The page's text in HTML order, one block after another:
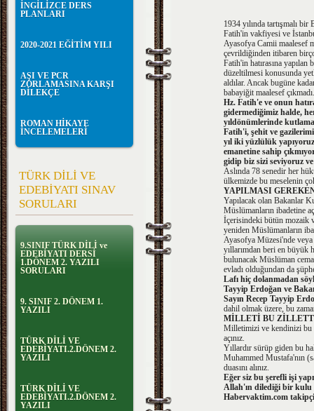
İNGİLİZCE DERS
PLANLARI
2020-2021 EĞİTİM YILI
AŞI VE PCR
ZORLAMASINA KARŞI
DİLEKÇE
ROMAN HİKAYE
İNCELEMELERİ
TÜRK DİLİ VE
EDEBİYATI SINAV
SORULARI
9.SINIF TÜRK DİLİ ve
EDEBİYATI DERSİ
1.DÖNEM 2. YAZILI
SORULARI
9. SINIF 2. DÖNEM 1.
YAZILI
TÜRK DİLİ VE
EDEBİYATI.2.DÖNEM 2.
YAZILI
TÜRK DİLİ VE
EDEBİYATI.2.DÖNEM 2.
YAZILI
1934 yılında tartışmalı
Fatih'in vakfiyesi ve
Ayasofya Camii maalesef
çevrildiğinden itibaren
Fatih'in hatırasına yapılan
düzeltilmesi konusunda
aldılar. Ancak bugüne
babayiğit maalesef çıkmadı.
Hz. Fatih'e ve onun
gidermediğimiz halde,
yıldönümlerinde
Fatih'i, şehit ve
yıl iki yüzlülük
emanetine sahip
gidip biz sizi seviyoruz
Aslında 78 senedir her
ülkemizde bu meselenin
YAPILMASI
Yapılacak olan Bakanlar
Müslümanların ibadetine
İçerisindeki bütün mozaik
yeniden Müslümanların
Ayasofya Müzesi'nde
yıllarımdan beri en büyük
bulunacak Müslüman
evladı olduğundan da
Lafı hiç dolanmadan
Tayyip Erdoğan ve
Sayın Recep Tayyip
dahil olmak üzere, bu
MİLLETİ BU
Milletimizi ve kendinizi bu
açınız.
Yıllardır sürüp giden bu
Muhammed Mustafa'nın
duasını alınız.
Eğer siz bu şerefli işi
Allah'ın dilediği bir kulu
Habervaktim.com